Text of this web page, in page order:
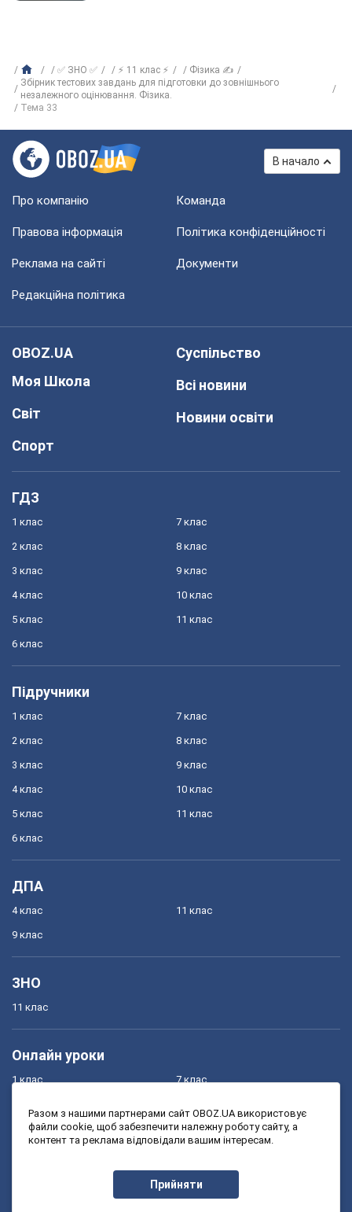
✅ ЗНО ✅ ⚡ 11 клас ⚡
Фізика ✍
Збірник тестових завдань для підготовки до зовнішнього
незалежного оцінювання. Фізика.
Тема 33
В начало
Про компанію Команда
Правова інформація Політика конфіденційності
Реклама на сайті Документи
Редакційна політика
OBOZ.UA
Моя Школа
Світ
Спорт
Суспільство
Всі новини
Новини освіти
ГДЗ
1 клас
2 клас
3 клас
4 клас
5 клас
6 клас
7 клас
8 клас
9 клас
10 клас
11 клас
Підручники
1 клас
2 клас
3 клас
4 клас
5 клас
6 клас
7 клас
8 клас
9 клас
10 клас
11 клас
ДПА
4 клас
9 клас
11 клас
ЗНО
11 клас
Онлайн уроки
1 клас
3 клас
7 клас
9 клас
Разом з нашими партнерами сайт OBOZ.UA використовує
файли cookie, щоб забезпечити належну роботу сайту, а
контент та реклама відповідали вашим інтересам.
Прийняти